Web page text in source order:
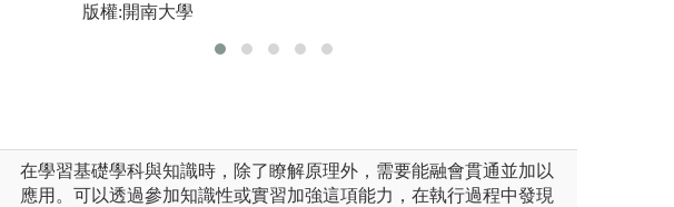
構思製作成產品。
版權:開南大學
在學習基礎學科與知識時，除了瞭解原理外，需要能融會貫通並加以
應用。可以透過參加知識性或實習加強這項能力，在執行過程中發現